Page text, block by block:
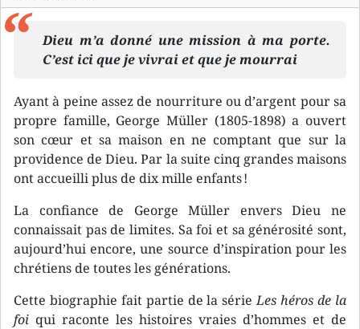
Dieu m’a donné une mission à ma porte.
C’est ici que je vivrai et que je mourrai
Ayant à peine assez de nourriture ou d’argent pour sa
propre famille, George Müller (1805-1898) a ouvert
son cœur et sa maison en ne comptant que sur la
providence de Dieu. Par la suite cinq grandes maisons
ont accueilli plus de dix mille enfants !
La confiance de George Müller envers Dieu ne
connaissait pas de limites. Sa foi et sa générosité sont,
aujourd’hui encore, une source d’inspiration pour les
chrétiens de toutes les générations.
Cette biographie fait partie de la sérieLes héros de la
foi qui raconte les histoires vraies d’hommes et de